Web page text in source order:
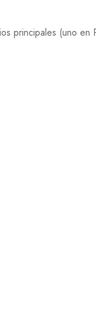
principales (uno en